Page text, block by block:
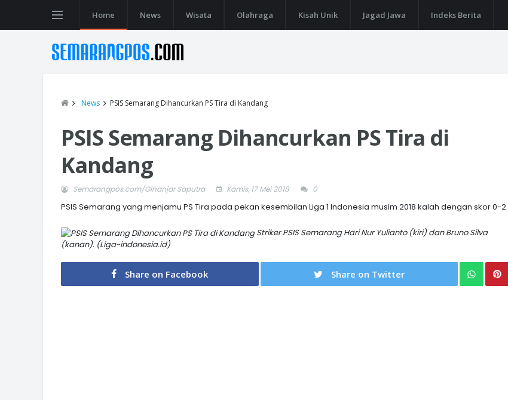
Home News Wisata Olahraga Kisah Unik Jagad Jawa Indeks Berita
News PSIS Semarang Dihancurkan PS Tira di Kandang
PSIS Semarang Dihancurkan PS Tira di
Kandang
Semarangpos.com/Ginanjar Saputra Kamis, 17 Mei 2018 0
PSIS Semarang yang menjamu PS Tira pada pekan kesembilan Liga 1 Indonesia musim 2018 kalah dengan skor 0-2.
Striker PSIS Semarang Hari Nur Yulianto (kiri) dan Bruno Silva
(kanan). (Liga-indonesia.id)
Share on Facebook Share on Twitter